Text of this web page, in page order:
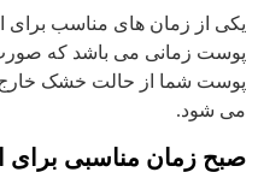
یکی از زمان های مناسب برای
پوست زمانی می باشد که
پوست شما از حالت خشک خارج
می شود.
صبح زمان مناسبی برای